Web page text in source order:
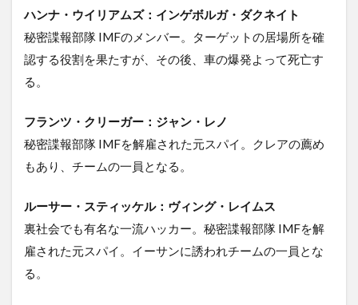
ハンナ・ウイリアムズ：インゲボルガ・ダクネイト
秘密諜報部隊 IMFのメンバー。ターゲットの居場所を確
認する役割を果たすが、その後、車の爆発よって死亡す
る。
フランツ・クリーガー：ジャン・レノ
秘密諜報部隊 IMFを解雇された元スパイ。クレアの薦め
もあり、チームの一員となる。
ルーサー・スティッケル：ヴィング・レイムス
裏社会でも有名な一流ハッカー。秘密諜報部隊 IMFを解
雇された元スパイ。イーサンに誘われチームの一員とな
る。